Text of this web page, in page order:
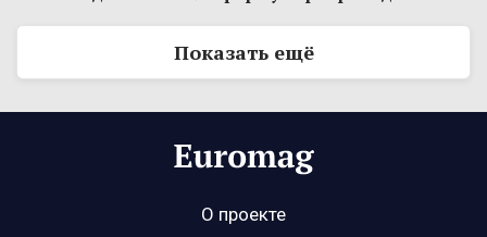
Показать ещё
О проекте